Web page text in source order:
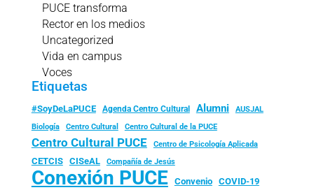
PUCE transforma
Rector en los medios
Uncategorized
Vida en campus
Voces
Etiquetas
#SoyDeLaPUCE Agenda Centro Cultural Alumni
AUSJAL
Biología
Centro Cultural Centro Cultural de la PUCE
Centro Cultural PUCE Centro de Psicología Aplicada
CETCIS CISeAL Compañía de Jesús
Conexión PUCE Convenio
COVID-19